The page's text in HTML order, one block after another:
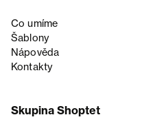
Co umíme
Šablony
Nápověda
Kontakty
Skupina Shoptet